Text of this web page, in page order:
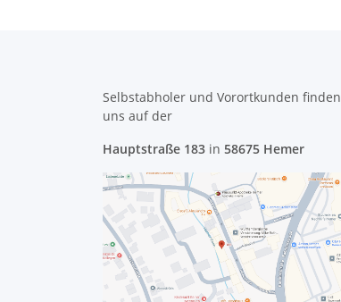
Selbstabholer und Vorortkunden finden
uns auf der
Hauptstraße 183 in 58675 Hemer